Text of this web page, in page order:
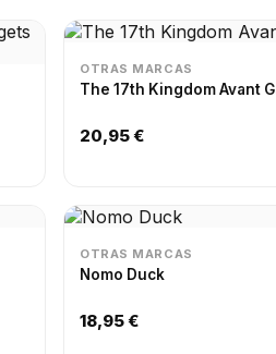
OTRAS MARCAS
The 17th Kingdom Avant
20,95 €
OTRAS MARCAS
Nomo Duck
18,95 €